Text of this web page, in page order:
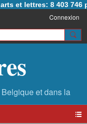
et lettres: 8 403 746
Connexion